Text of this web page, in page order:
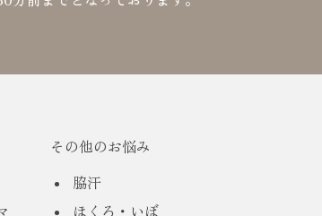
その他のお悩み
脇汗
ほくろ・いぼ